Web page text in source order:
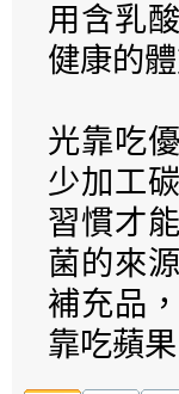
用含乳
健康的體
光靠吃
少加工
習慣才
菌的來
補充品
靠吃蘋